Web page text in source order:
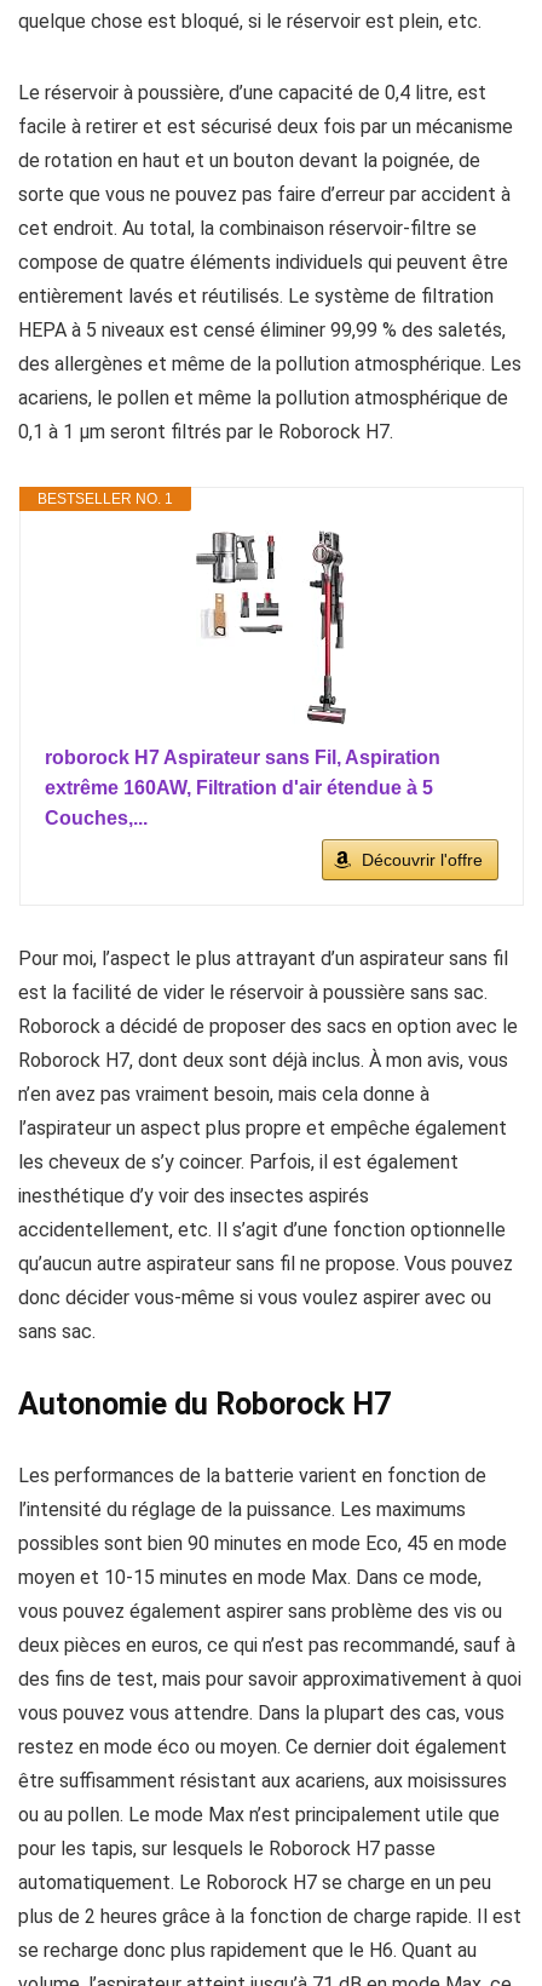
quelque chose est bloqué, si le réservoir est plein, etc.
Le réservoir à poussière, d’une capacité de 0,4 litre, est
facile à retirer et est sécurisé deux fois par un mécanisme
de rotation en haut et un bouton devant la poignée, de
sorte que vous ne pouvez pas faire d’erreur par accident à
cet endroit. Au total, la combinaison réservoir-filtre se
compose de quatre éléments individuels qui peuvent être
entièrement lavés et réutilisés. Le système de filtration
HEPA à 5 niveaux est censé éliminer 99,99 % des saletés,
des allergènes et même de la pollution atmosphérique. Les
acariens, le pollen et même la pollution atmosphérique de
0,1 à 1 μm seront filtrés par le Roborock H7.
BESTSELLER NO. 1
roborock H7 Aspirateur sans Fil, Aspiration
extrême 160AW, Filtration d'air étendue à 5
Couches,...
Découvrir l'offre
Pour moi, l’aspect le plus attrayant d’un aspirateur sans fil
est la facilité de vider le réservoir à poussière sans sac.
Roborock a décidé de proposer des sacs en option avec le
Roborock H7, dont deux sont déjà inclus. À mon avis, vous
n’en avez pas vraiment besoin, mais cela donne à
l’aspirateur un aspect plus propre et empêche également
les cheveux de s’y coincer. Parfois, il est également
inesthétique d’y voir des insectes aspirés
accidentellement, etc. Il s’agit d’une fonction optionnelle
qu’aucun autre aspirateur sans fil ne propose. Vous pouvez
donc décider vous-même si vous voulez aspirer avec ou
sans sac.
Autonomie du Roborock H7
Les performances de la batterie varient en fonction de
l’intensité du réglage de la puissance. Les maximums
possibles sont bien 90 minutes en mode Eco, 45 en mode
moyen et 10-15 minutes en mode Max. Dans ce mode,
vous pouvez également aspirer sans problème des vis ou
deux pièces en euros, ce qui n’est pas recommandé, sauf à
des fins de test, mais pour savoir approximativement à quoi
vous pouvez vous attendre. Dans la plupart des cas, vous
restez en mode éco ou moyen. Ce dernier doit également
être suffisamment résistant aux acariens, aux moisissures
ou au pollen. Le mode Max n’est principalement utile que
pour les tapis, sur lesquels le Roborock H7 passe
automatiquement. Le Roborock H7 se charge en un peu
plus de 2 heures grâce à la fonction de charge rapide. Il est
se recharge donc plus rapidement que le H6. Quant au